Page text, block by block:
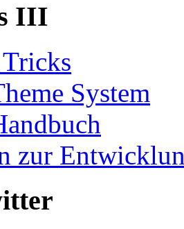
III
System
zur